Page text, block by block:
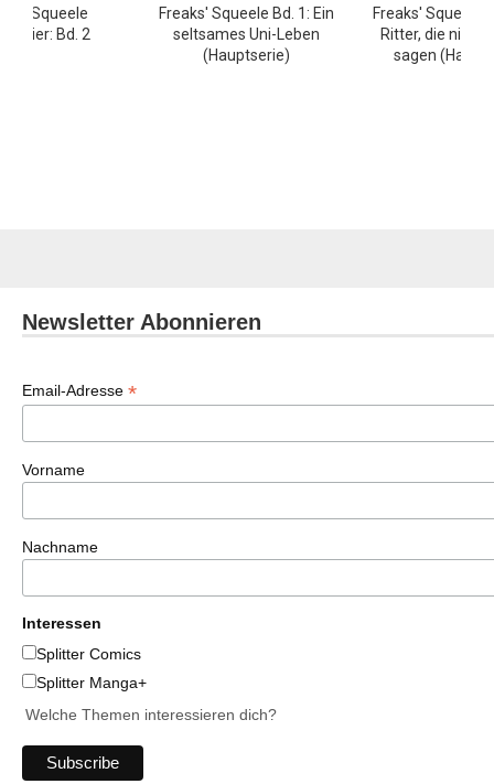
Squeele
Bd. 2
Freaks' Squeele Bd. 1: Ein
seltsames Uni-Leben
(Hauptserie)
Freaks' Squeele
Ritter, die nicht
sagen
Newsletter Abonnieren
Email-Adresse *
Vorname
Nachname
Interessen
Splitter Comics
Splitter Manga+
Welche Themen interessieren dich?